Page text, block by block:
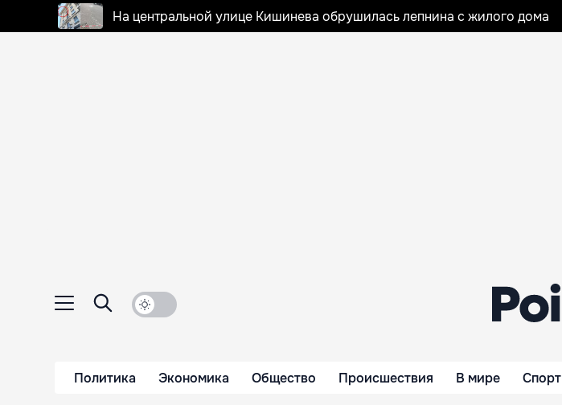
На центральной улице Кишинева обрушилась лепнина с жилого дома
Политика Экономика Общество Происшествия В мире Спорт